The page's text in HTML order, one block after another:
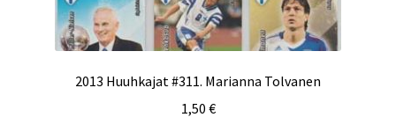
2013 Huuhkajat #311. Marianna Tolvanen
1,50 €